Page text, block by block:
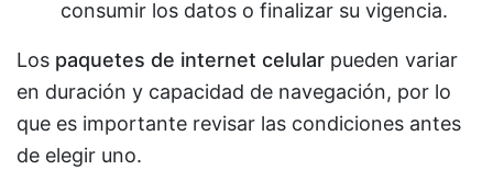
consumir los datos o finalizar su vigencia.
Los paquetes de internet celular pueden variar
en duración y capacidad de navegación, por lo
que es importante revisar las condiciones antes
de elegir uno.